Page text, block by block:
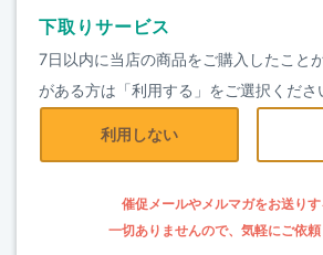
下取りサービス
7日以内に当店の商品をご購入したこと
がある方は「利用する」をご選択くださ
利用しない
催促メールやメルマガをお送り
一切ありませんので、気軽にご依頼